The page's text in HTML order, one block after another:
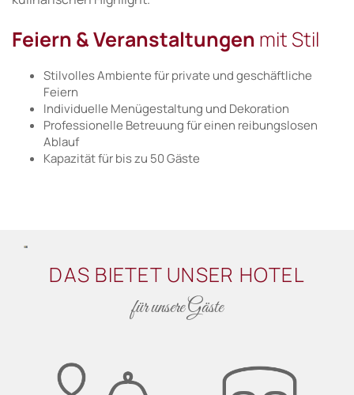
Feiern & Veranstaltungen mit Stil
Stilvolles Ambiente für private und geschäftliche
Feiern
Individuelle Menügestaltung und Dekoration
Professionelle Betreuung für einen reibungslosen
Ablauf
Kapazität für bis zu 50 Gäste
DAS BIETET UNSER HOTEL
für unsere Gäste